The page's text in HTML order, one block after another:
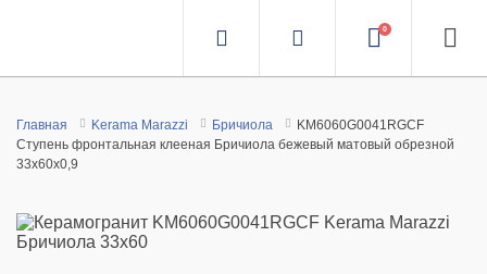
0
Главная Kerama Marazzi Бричиола
KM6060G0041RGCF
Ступень фронтальная клееная Бричиола бежевый матовый обрезной
33x60x0,9